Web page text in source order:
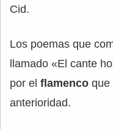
Cid.
Los poemas que
llamado «El cante
por el flamenco que
anterioridad.